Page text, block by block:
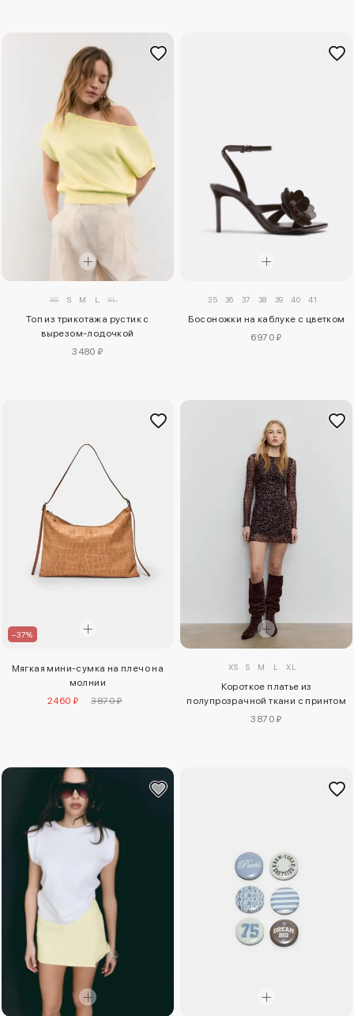
XS S M L XL
Топ из трикотажа рустик с
вырезом-лодочкой
3480 ₽
35 36 37 38 39 40 41
Босоножки на каблуке с цветком
6970 ₽
–37%
Мягкая мини-сумка на плечо на
молнии
2460 ₽
3870 ₽
XS S M L XL
Короткое платье из
полупрозрачной ткани с принтом
3870 ₽